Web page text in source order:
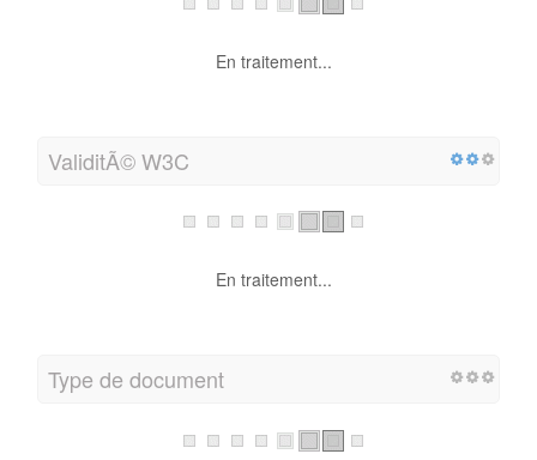
En traitement...
ValiditÃ© W3C
En traitement...
Type de document